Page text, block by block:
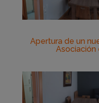
Apertura de un
Asociación